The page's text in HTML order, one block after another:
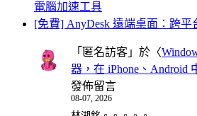
電腦加速工具
[免費] AnyDesk 遠端桌面：跨平
「 匿名訪客 」於〈
器，在 iPhone、Android
發佈留言
08-07, 2026